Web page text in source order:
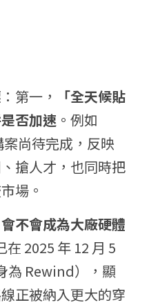
第一，
「全天候貼
否加速 。例如
尚待完成，反映
搶人才，也同時把
場。
會不會成為大廠硬體
在 2025 年 12 月 5
為 Rewind），顯
正被納入更大的穿